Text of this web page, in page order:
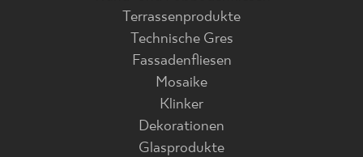
Terrassenprodukte
Technische Gres
Fassadenfliesen
Mosaike
Klinker
Dekorationen
Glasprodukte